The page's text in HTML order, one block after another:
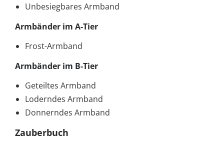
Unbesiegbares Armband
Armbänder im A-Tier
Frost-Armband
Armbänder im B-Tier
Geteiltes Armband
Loderndes Armband
Donnerndes Armband
Zauberbuch